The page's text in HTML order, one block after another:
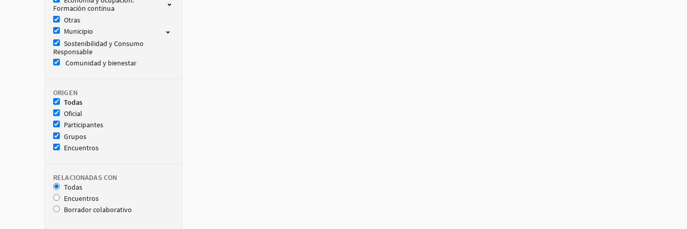
Formación continua
Otras
Municipio
Sostenibilidad y Consumo
Responsable
Comunidad y bienestar
ORIGEN
Todas
Oficial
Participantes
Grupos
Encuentros
RELACIONADAS CON
Todas
Encuentros
Borrador colaborativo